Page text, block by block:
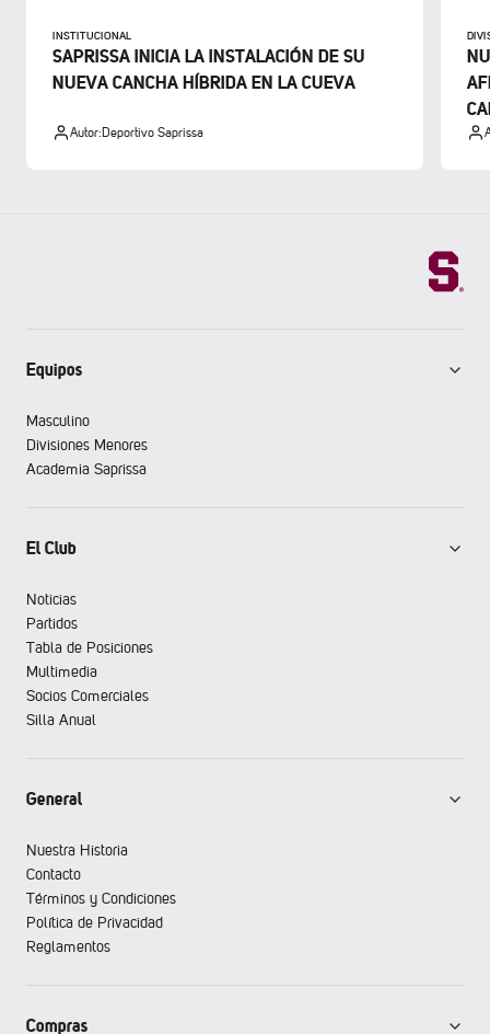
INSTITUCIONAL
SAPRISSA INICIA LA INSTALACIÓN DE SU
NUEVA CANCHA HÍBRIDA EN LA CUEVA
Autor:Deportivo Saprissa
Equipos
Masculino
Divisiones Menores
Academia Saprissa
El Club
Noticias
Partidos
Tabla de Posiciones
Multimedia
Socios Comerciales
Silla Anual
General
Nuestra Historia
Contacto
Términos y Condiciones
Política de Privacidad
Reglamentos
Compras